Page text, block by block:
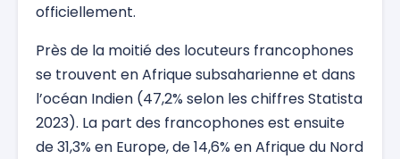
officiellement.
Près de la moitié des locuteurs francophones
se trouvent en Afrique subsaharienne et dans
l’océan Indien (47,2% selon les chiffres Statista
2023). La part des francophones est ensuite
de 31,3% en Europe, de 14,6% en Afrique du Nord